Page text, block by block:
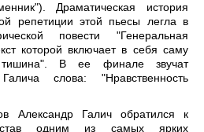
Драматическая история
репетиции этой пьесы легла в
повести "Генеральная
которой включает в себя саму
тишина". В ее финале звучат
слова: "Нравственность
Александр Галич обратился к
став одним из самых ярких